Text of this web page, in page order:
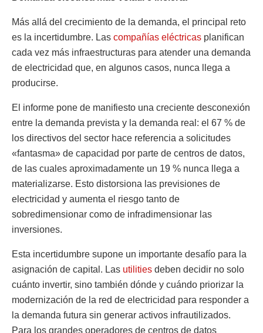
Más allá del crecimiento de la demanda, el principal reto
es la incertidumbre. Las compañías eléctricas planifican
cada vez más infraestructuras para atender una demanda
de electricidad que, en algunos casos, nunca llega a
producirse.
El informe pone de manifiesto una creciente desconexión
entre la demanda prevista y la demanda real: el 67 % de
los directivos del sector hace referencia a solicitudes
«fantasma» de capacidad por parte de centros de datos,
de las cuales aproximadamente un 19 % nunca llega a
materializarse. Esto distorsiona las previsiones de
electricidad y aumenta el riesgo tanto de
sobredimensionar como de infradimensionar las
inversiones.
Esta incertidumbre supone un importante desafío para la
asignación de capital. Las utilities deben decidir no solo
cuánto invertir, sino también dónde y cuándo priorizar la
modernización de la red de electricidad para responder a
la demanda futura sin generar activos infrautilizados.
Para los grandes operadores de centros de datos